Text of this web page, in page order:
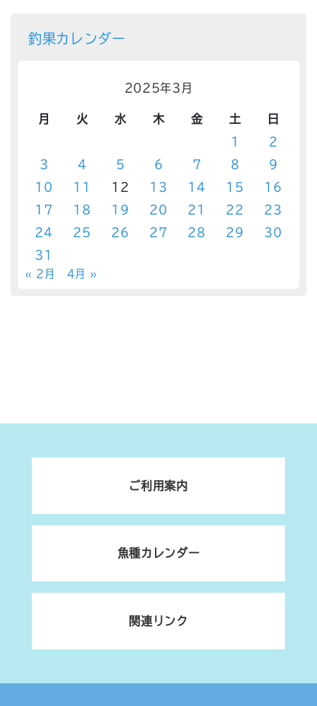
釣果カレンダー
2025年3月
月 火 水 木 金 土
日
1
2
3
4 5 6 7 8
9
10
11 12 13 14 15
16
17
18 19 20 21 22
23
24
25 26 27 28 29
30
31
« 2月 4月 »
ご利用案内
魚種カレンダー
関連リンク